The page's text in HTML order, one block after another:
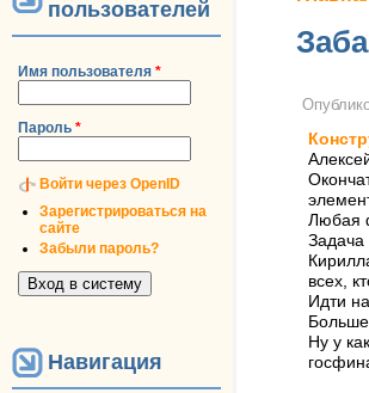
пользователей
Имя пользователя *
Пароль *
Войти через OpenID
Зарегистрироваться на
сайте
Забыли пароль?
Навигация
Любая
Задача
всех,
Идти
Ну у